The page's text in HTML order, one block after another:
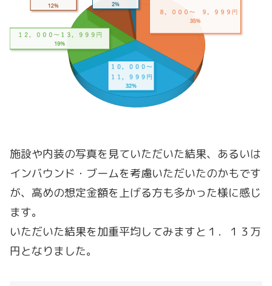
施設や内装の写真を見ていただいた結果、あるいは
インバウンド・ブームを考慮いただいたのかもです
が、高めの想定金額を上げる方も多かった様に感じ
ます。
いただいた結果を加重平均してみますと１．１３万
円となりました。